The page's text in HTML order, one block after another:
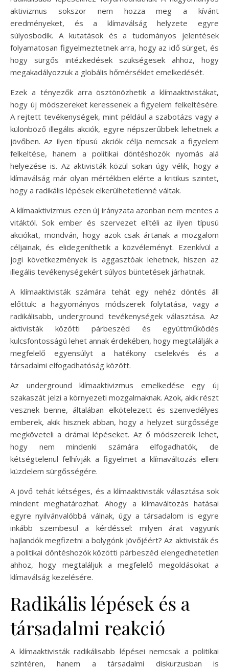
aktivizmus sokszor nem hozza meg a kívánt
eredményeket, és a klímaválság helyzete egyre
súlyosbodik. A kutatások és a tudományos jelentések
folyamatosan figyelmeztetnek arra, hogy az idő sürget, és
hogy sürgős intézkedések szükségesek ahhoz, hogy
megakadályozzuk a globális hőmérséklet emelkedését.
Ezek a tényezők arra ösztönözhetik a klímaaktivistákat,
hogy új módszereket keressenek a figyelem felkeltésére.
A rejtett tevékenységek, mint például a szabotázs vagy a
különböző illegális akciók, egyre népszerűbbek lehetnek a
jövőben. Az ilyen típusú akciók célja nemcsak a figyelem
felkeltése, hanem a politikai döntéshozók nyomás alá
helyezése is. Az aktivisták közül sokan úgy vélik, hogy a
klímaválság már olyan mértékben elérte a kritikus szintet,
hogy a radikális lépések elkerülhetetlenné váltak.
A klímaaktivizmus ezen új irányzata azonban nem mentes a
vitáktól. Sok ember és szervezet elítéli az ilyen típusú
akciókat, mondván, hogy azok csak ártanak a mozgalom
céljainak, és elidegeníthetik a közvéleményt. Ezenkívül a
jogi következmények is aggasztóak lehetnek, hiszen az
illegális tevékenységekért súlyos büntetések járhatnak.
A klímaaktivisták számára tehát egy nehéz döntés áll
előttük: a hagyományos módszerek folytatása, vagy a
radikálisabb, underground tevékenységek választása. Az
aktivisták közötti párbeszéd és együttműködés
kulcsfontosságú lehet annak érdekében, hogy megtalálják a
megfelelő egyensúlyt a hatékony cselekvés és a
társadalmi elfogadhatóság között.
Az underground klímaaktivizmus emelkedése egy új
szakaszát jelzi a környezeti mozgalmaknak. Azok, akik részt
vesznek benne, általában elkötelezett és szenvedélyes
emberek, akik hisznek abban, hogy a helyzet sürgőssége
megköveteli a drámai lépéseket. Az ő módszereik lehet,
hogy nem mindenki számára elfogadhatók, de
kétségtelenül felhívják a figyelmet a klímaváltozás elleni
küzdelem sürgősségére.
A jövő tehát kétséges, és a klímaaktivisták választása sok
mindent meghatározhat. Ahogy a klímaváltozás hatásai
egyre nyilvánvalóbbá válnak, úgy a társadalom is egyre
inkább szembesül a kérdéssel: milyen árat vagyunk
hajlandók megfizetni a bolygónk jövőjéért? Az aktivisták és
a politikai döntéshozók közötti párbeszéd elengedhetetlen
ahhoz, hogy megtaláljuk a megfelelő megoldásokat a
klímaválság kezelésére.
Radikális lépések és a
társadalmi reakció
A klímaaktivisták radikálisabb lépései nemcsak a politikai
színtéren, hanem a társadalmi diskurzusban is